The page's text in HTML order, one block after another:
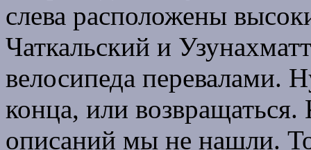
слева расположены
Чаткальский и
велосипеда перевалами.
конца, или
описаний мы не нашли.